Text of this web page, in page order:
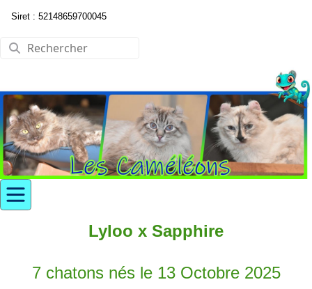
Siret : 52148659700045
Lyloo x Sapphire
7 chatons nés le 13 Octobre 2025